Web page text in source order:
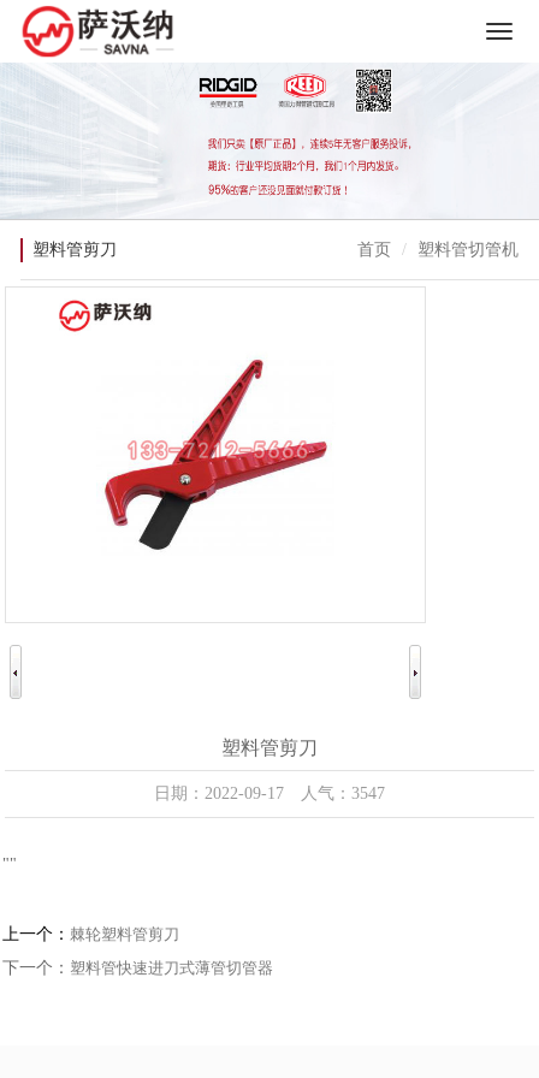
塑料管剪刀 首页 塑料管切管机
塑料管剪刀
日期：2022-09-17 人气：3547
""
上一个： 棘轮塑料管剪刀
下一个： 塑料管快速进刀式薄管切管器